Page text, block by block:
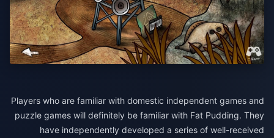
Players who are familiar with domestic independent games and
puzzle games will definitely be familiar with Fat Pudding. They
have independently developed a series of well-received